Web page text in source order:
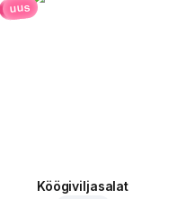
uus
Köögiviljasalat